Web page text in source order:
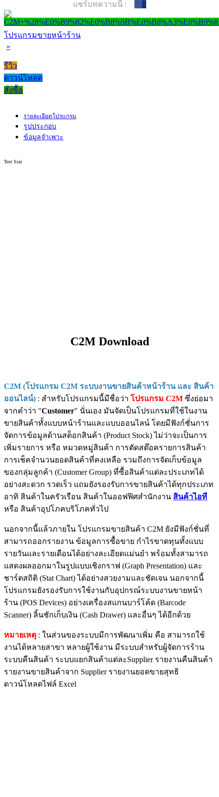
แชร์บทความนี้ : 0
โปรแกรมขายหน้าร้าน
»
รีวิว
ดาวน์โหลด
สั่งซื้อ
รายละเอียดโปรแกรม
รูปประกอบ
ข้อมูลจำเพาะ
Text Size
C2M Download
C2M (โปรแกรม C2M ระบบงานขายสินค้าหน้าร้าน และ สินค้า
ออนไลน์) : สำหรับโปรแกรมนี้มีชื่อว่า โปรแกรม C2M ซึ่งย่อมา
จากคำว่า "Customer" นั่นเอง มันจัดเป็นโปรแกรมที่ใช้ในงาน
ขายสินค้าทั้งแบบหน้าร้านและแบบออนไลน์ โดยมีฟังก์ชั่นการ
จัดการข้อมูลด้านสต็อกสินค้า (Product Stock) ไม่ว่าจะเป็นการ
เพิ่มรายการ หรือ หมวดหมู่สินค้า การตัดสต๊อครายการสินค้า
การเช็คจำนวนยอดสินค้าที่คงเหลือ รวมถึงการจัดเก็บข้อมูล
ของกลุ่มลูกค้า (Customer Group) ที่ซื้อสินค้าแต่ละประเภทได้
อย่างสะดวก รวดเร็ว แถมยังรองรับการขายสินค้าได้ทุกประเภท
อาทิ สินค้าในครัวเรือน สินค้าในออฟฟิศสำนักงาน สินค้าไอที
หรือ สินค้าอุปโภคบริโภคทั่วไป
นอกจากนี้แล้วภายใน โปรแกรมขายสินค้า C2M ยังมีฟังก์ชั่นที่
สามารถออกรายงาน ข้อมูลการซื้อขาย กำไรขาดทุนทั้งแบบ
รายวันและรายเดือนได้อย่างละเอียดแม่นยำ พร้อมทั้งสามารถ
แสดงผลออกมาในรูปแบบเชิงกราฟ (Graph Presentation) และ
ชาร์ตสถิติ (Stat Chart) ได้อย่างสวยงามและชัดเจน นอกจากนี้
โปรแกรมยังรองรับการใช้งานกับอุปกรณ์ระบบงานขายหน้า
ร้าน (POS Devices) อย่างเครื่องสแกนบาร์โค้ด (Barcode
Scanner) ลิ้นชักเก็บเงิน (Cash Drawer) และอื่นๆ ได้อีกด้วย
หมายเหตุ : ในส่วนของระบบมีการพัฒนาเพิ่ม คือ สามารถใช้
งานได้หลายสาขา หลายผู้ใช้งาน มีระบบสำหรับผู้จัดการร้าน
ระบบคืนสินค้า ระบบแยกสินค้าแต่ละSupplier รายงานคืนสินค้า
รายงานขายสินค้าจาก Supplier รายงานยอดขายสุทธิ
ดาวน์โหลดไฟล์ Excel